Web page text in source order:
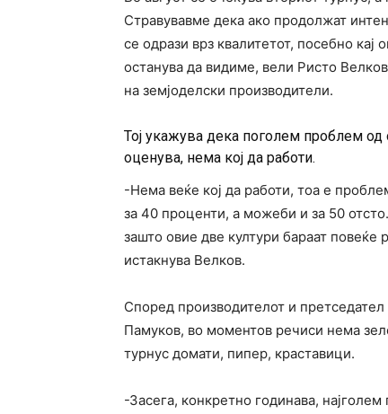
Стравувавме дека ако продолжат
се одрази врз квалитетот, посебно
останува да видиме, вели Ристо
на земјоделски производители.
Тој укажува дека поголем проблем
оценува, нема кој да работи.
-Нема веќе кој да работи, тоа е
за 40 проценти, а можеби и за 50
зашто овие две култури бараат
истакнува Велков.
Според производителот и
Памуков, во моментов речиси нема
турнус домати, пипер, краставици.
-Засега, конкретно годинава,